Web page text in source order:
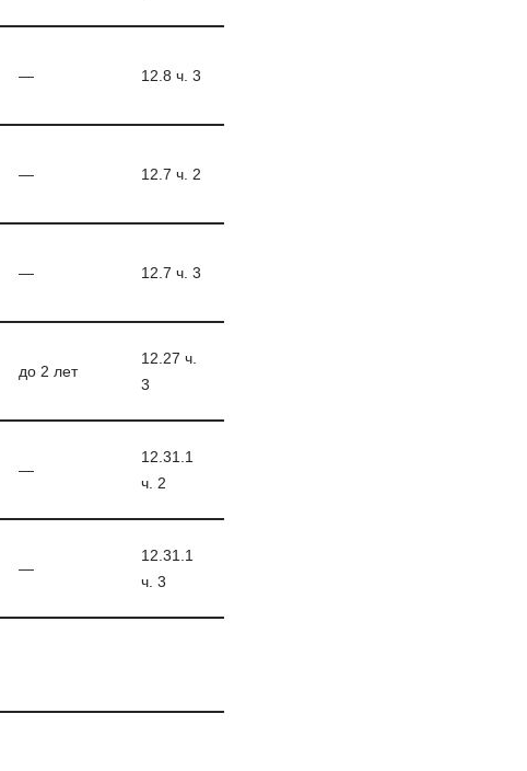
— 12.8 ч. 3
— 12.7 ч. 2
— 12.7 ч. 3
до 2 лет
12.27 ч.
3
—
12.31.1
ч. 2
—
12.31.1
ч. 3